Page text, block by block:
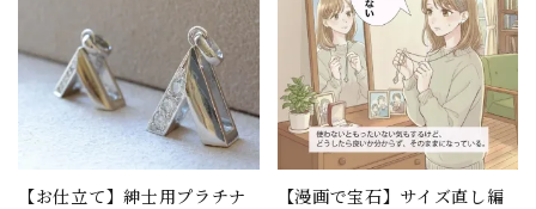
【お仕立て】紳士用プラチナ
【漫画で宝石】サイズ直し編